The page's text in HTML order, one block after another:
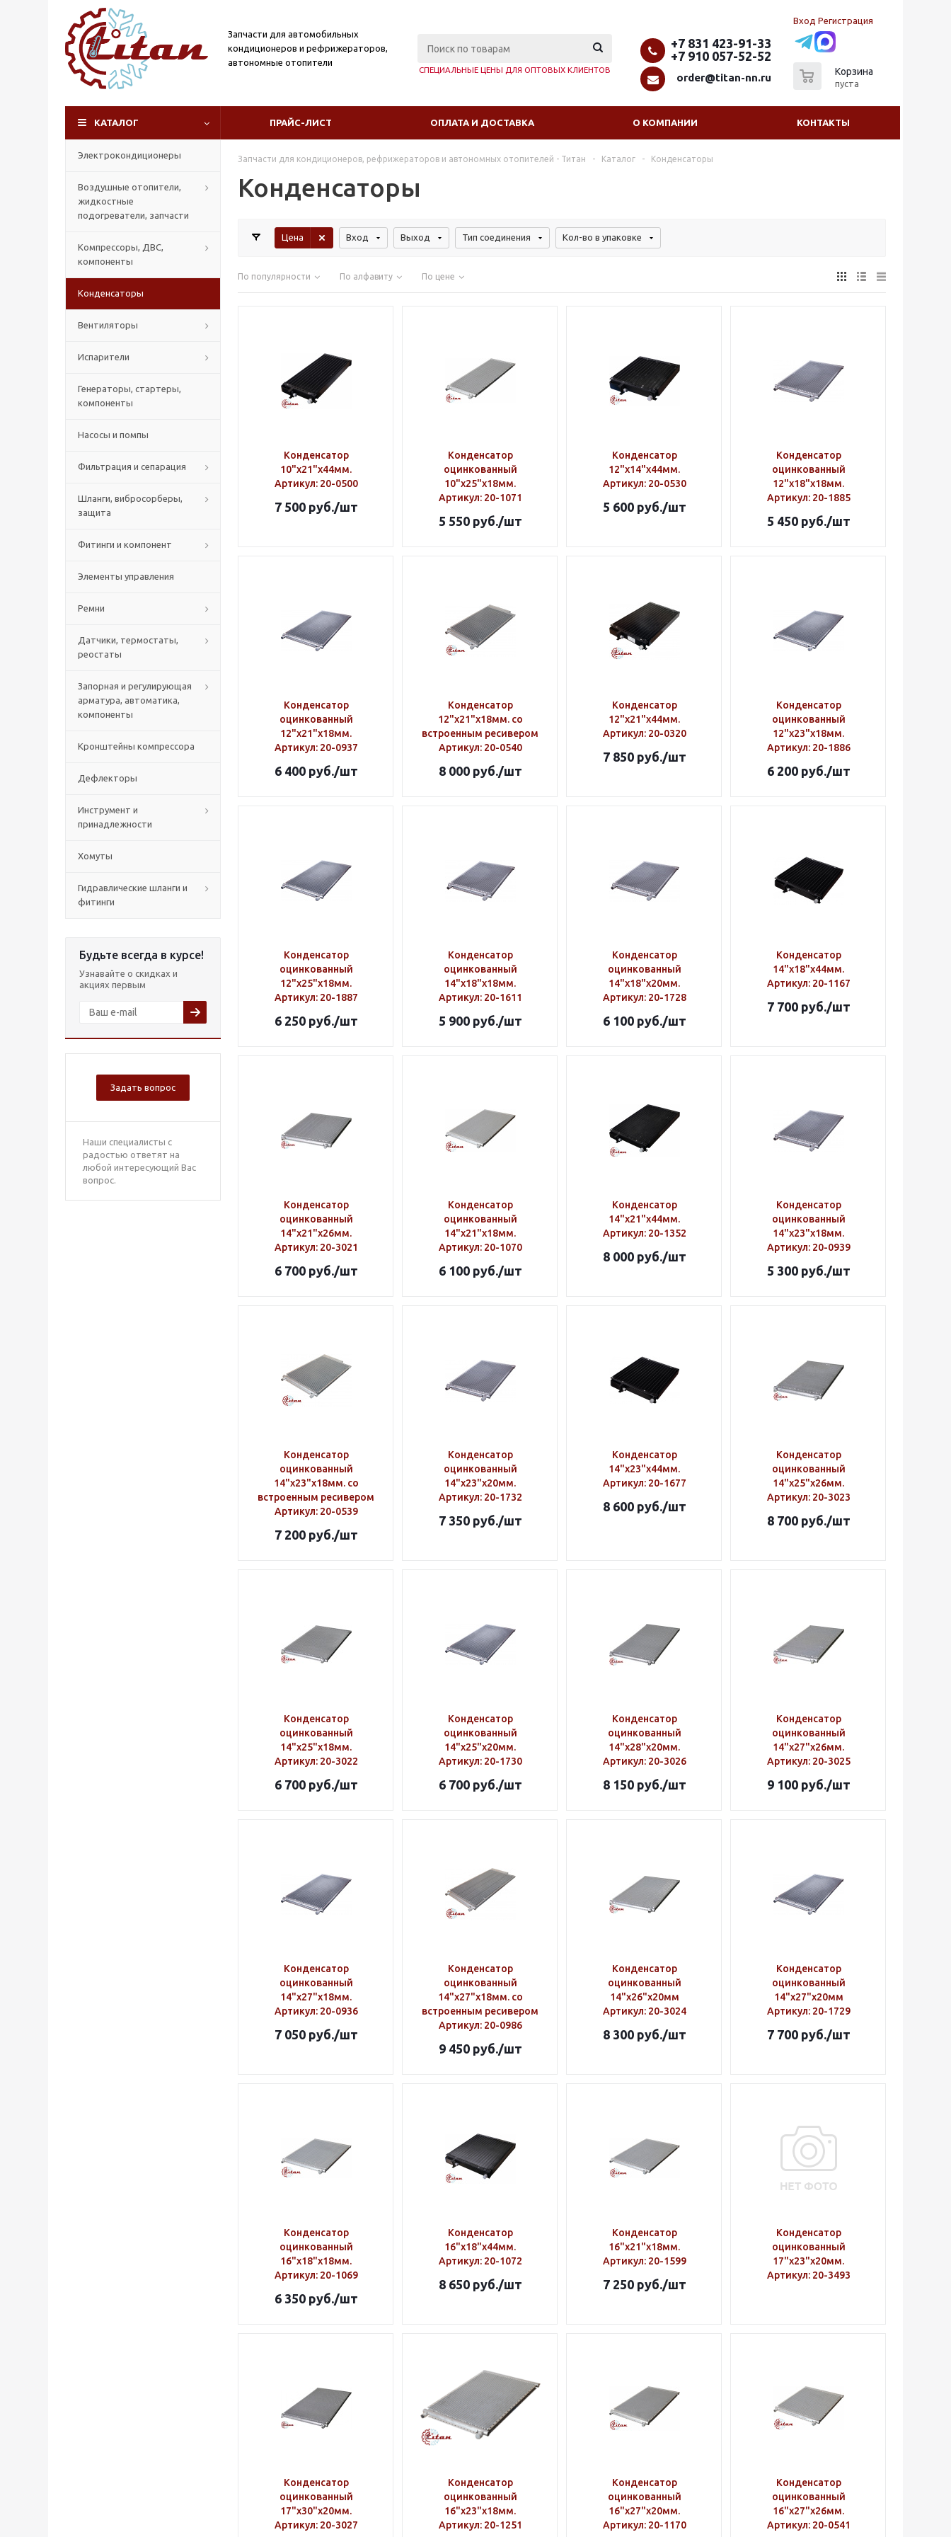
Запчасти для автомобильных
кондиционеров и рефрижераторов,
автономные отопители
СПЕЦИАЛЬНЫЕ ЦЕНЫ ДЛЯ ОПТОВЫХ КЛИЕНТОВ
+7 831 423-91-33
+7 910 057-52-52
order@titan-nn.ru
Вход Регистрация
Корзина
пуста
КАТАЛОГ ПРАЙС-ЛИСТ ОПЛАТА И ДОСТАВКА О КОМПАНИИ КОНТАКТЫ
Электрокондиционеры
Воздушные отопители,
жидкостные
подогреватели, запчасти
Компрессоры, ДВС,
компоненты
Конденсаторы
Вентиляторы
Испарители
Генераторы, стартеры,
компоненты
Насосы и помпы
Фильтрация и сепарация
Шланги, вибросорберы,
защита
Фитинги и компонент
Элементы управления
Ремни
Датчики, термостаты,
реостаты
Запорная и регулирующая
арматура, автоматика,
компоненты
Кронштейны компрессора
Дефлекторы
Инструмент и
принадлежности
Хомуты
Гидравлические шланги и
фитинги
Будьте всегда в курсе!
Узнавайте о скидках и
акциях первым
Задать вопрос
Наши специалисты с
радостью ответят на
любой интересующий Вас
вопрос.
Запчасти для кондиционеров, рефрижераторов и автономных отопителей - Титан - Каталог - Конденсаторы
Конденсаторы
Цена Вход Выход Тип соединения Кол-во в упаковке
По популярности По алфавиту По цене
Конденсатор
10"х21"х44мм.
Артикул: 20-0500
7 500руб./шт
Конденсатор
оцинкованный
10"х25"х18мм.
Артикул: 20-1071
5 550руб./шт
Конденсатор
12"х14"х44мм.
Артикул: 20-0530
5 600руб./шт
Конденсатор
оцинкованный
12"х18"х18мм.
Артикул: 20-1885
5 450руб./шт
Конденсатор
оцинкованный
12"х21"х18мм.
Артикул: 20-0937
6 400руб./шт
Конденсатор
12"х21"х18мм. со
встроенным ресивером
Артикул: 20-0540
8 000руб./шт
Конденсатор
12"х21"х44мм.
Артикул: 20-0320
7 850руб./шт
Конденсатор
оцинкованный
12"х23"х18мм.
Артикул: 20-1886
6 200руб./шт
Конденсатор
оцинкованный
12"х25"х18мм.
Артикул: 20-1887
6 250руб./шт
Конденсатор
оцинкованный
14"х18"х18мм.
Артикул: 20-1611
5 900руб./шт
Конденсатор
оцинкованный
14"х18"х20мм.
Артикул: 20-1728
6 100руб./шт
Конденсатор
14"х18"х44мм.
Артикул: 20-1167
7 700руб./шт
Конденсатор
оцинкованный
14"х21"х26мм.
Артикул: 20-3021
6 700руб./шт
Конденсатор
оцинкованный
14"х21"х18мм.
Артикул: 20-1070
6 100руб./шт
Конденсатор
14"х21"х44мм.
Артикул: 20-1352
8 000руб./шт
Конденсатор
оцинкованный
14"х23"х18мм.
Артикул: 20-0939
5 300руб./шт
Конденсатор
оцинкованный
14"х23"х18мм. со
встроенным ресивером
Артикул: 20-0539
7 200руб./шт
Конденсатор
оцинкованный
14"х23"х20мм.
Артикул: 20-1732
7 350руб./шт
Конденсатор
14"х23"х44мм.
Артикул: 20-1677
8 600руб./шт
Конденсатор
оцинкованный
14"х25"х26мм.
Артикул: 20-3023
8 700руб./шт
Конденсатор
оцинкованный
14"х25"х18мм.
Артикул: 20-3022
6 700руб./шт
Конденсатор
оцинкованный
14"х25"х20мм.
Артикул: 20-1730
6 700руб./шт
Конденсатор
оцинкованный
14"х28"х20мм.
Артикул: 20-3026
8 150руб./шт
Конденсатор
оцинкованный
14"х27"х26мм.
Артикул: 20-3025
9 100руб./шт
Конденсатор
оцинкованный
14"х27"х18мм.
Артикул: 20-0936
7 050руб./шт
Конденсатор
оцинкованный
14"х27"х18мм. со
встроенным ресивером
Артикул: 20-0986
9 450руб./шт
Конденсатор
оцинкованный
14"х26"х20мм
Артикул: 20-3024
8 300руб./шт
Конденсатор
оцинкованный
14"х27"х20мм
Артикул: 20-1729
7 700руб./шт
Конденсатор
оцинкованный
16"х18"х18мм.
Артикул: 20-1069
6 350руб./шт
Конденсатор
16"х18"х44мм.
Артикул: 20-1072
8 650руб./шт
Конденсатор
16"х21"х18мм.
Артикул: 20-1599
7 250руб./шт
Конденсатор
оцинкованный
17"х23"х20мм.
Артикул: 20-3493
Конденсатор
оцинкованный
17"х30"х20мм.
Артикул: 20-3027
Конденсатор
оцинкованный
16"х23"х18мм.
Артикул: 20-1251
Конденсатор
оцинкованный
16"х27"х20мм.
Артикул: 20-1170
Конденсатор
оцинкованный
16"х27"х26мм.
Артикул: 20-0541